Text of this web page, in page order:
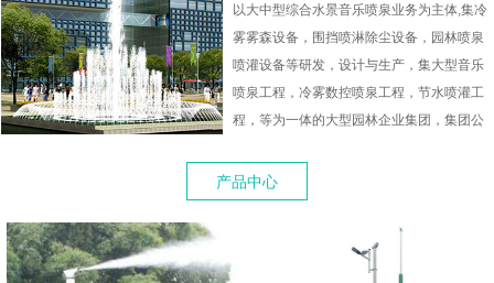
以大中型综合水景音乐喷泉业务为主体,集冷
雾雾森设备，围挡喷淋除尘设备，园林喷泉
喷灌设备等研发，设计与生产，集大型音乐
喷泉工程，冷雾数控喷泉工程，节水喷灌工
程，等为一体的大型园林企业集团，集团公
部，节水灌溉科技事业主要服务于市政建
设、园林绿化,以及工厂、学校的环境美化。
产品中心